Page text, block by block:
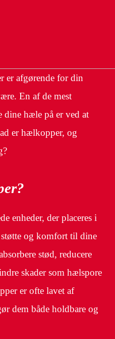
er afgørende for din
En af de mest
dine hæle på er ved at
er hælkopper, og
enheder, der placeres i
og komfort til dine
stød, reducere
skader som hælspore
er ofte lavet af
dem både holdbare og